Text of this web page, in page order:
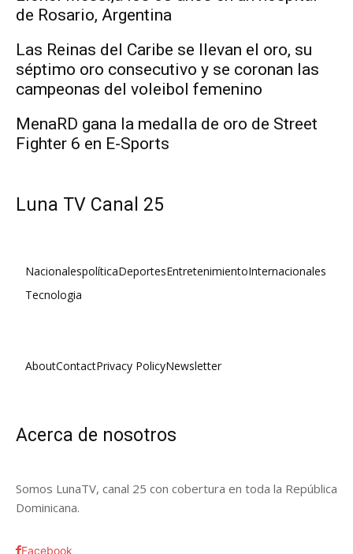
de Rosario, Argentina
Las Reinas del Caribe se llevan el oro, su
séptimo oro consecutivo y se coronan las
campeonas del voleibol femenino
MenaRD gana la medalla de oro de Street
Fighter 6 en E-Sports
Luna TV Canal 25
NacionalespolíticaDeportesEntretenimientoInternacionales
Tecnologia
AboutContactPrivacy PolicyNewsletter
Acerca de nosotros
Somos LunaTV, canal 25 con cobertura en toda la República
Dominicana.
Facebook